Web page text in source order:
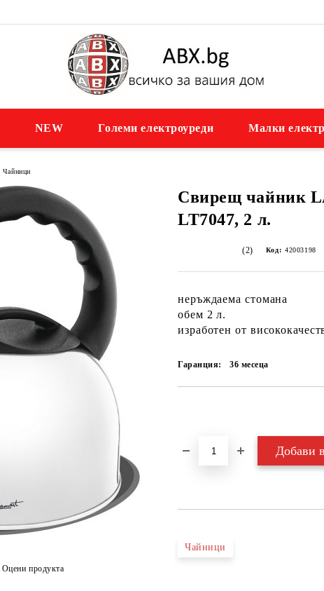
NEW Големи електроуреди Малки
Чайници
Свирещ чайник
LT7047, 2 л.
(2) Код: 42003198
неръждаема стомана
обем 2 л.
изработен от
Гаранция: 36 месеца
Чайници
Оцени продукта